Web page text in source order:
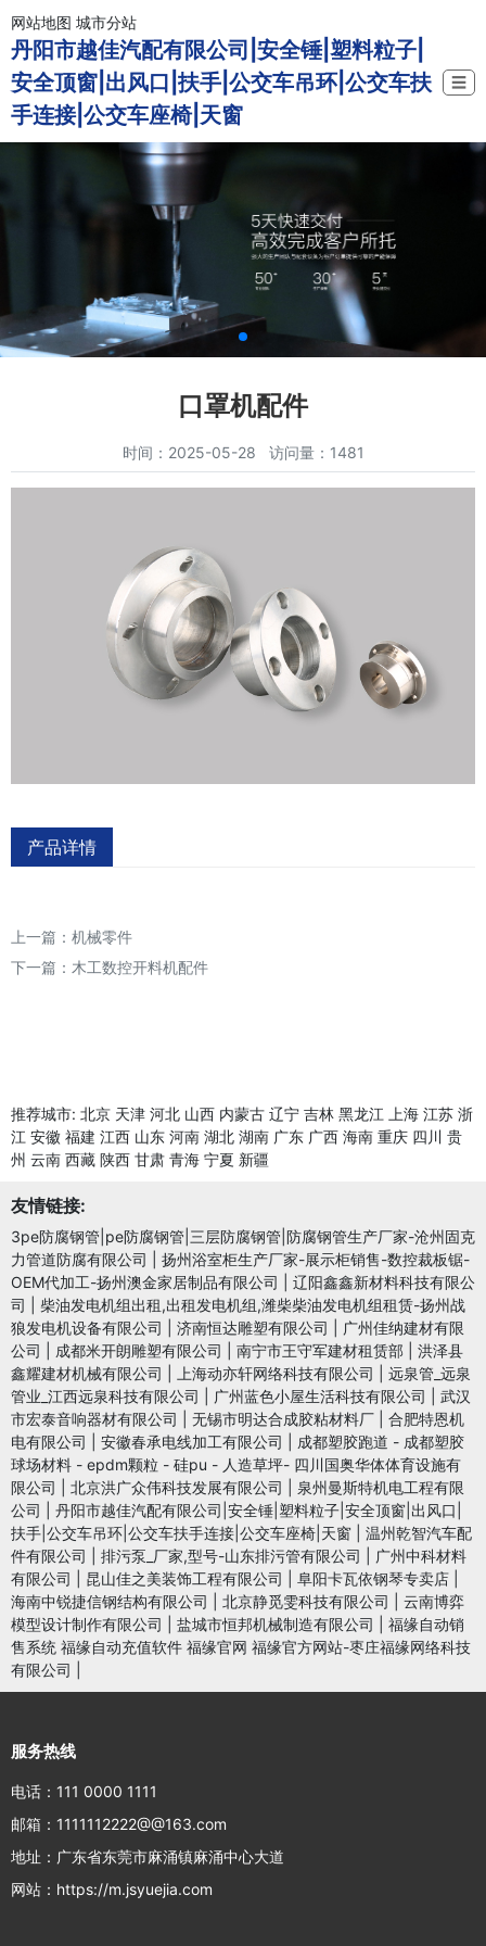
网站地图 城市分站
丹阳市越佳汽配有限公司|安全锤|塑料粒子|
安全顶窗|出风口|扶手|公交车吊环|公交车扶
手连接|公交车座椅|天窗
☰
口罩机配件
时间：2025-05-28 访问量：1481
产品详情
上一篇： 机械零件
下一篇： 木工数控开料机配件
推荐城市: 北京 天津 河北 山西 内蒙古 辽宁 吉林 黑龙江 上海 江苏 浙
江 安徽 福建 江西 山东 河南 湖北 湖南 广东 广西 海南 重庆 四川 贵
州 云南 西藏 陕西 甘肃 青海 宁夏 新疆
友情链接:
3pe防腐钢管|pe防腐钢管|三层防腐钢管|防腐钢管生产厂家-沧州固克
力管道防腐有限公司
扬州浴室柜生产厂家-展示柜销售-数控裁板锯-
OEM代加工-扬州澳金家居制品有限公司
辽阳鑫鑫新材料科技有限公
司
柴油发电机组出租,出租发电机组,潍柴柴油发电机组租赁-扬州战
狼发电机设备有限公司
济南恒达雕塑有限公司
广州佳纳建材有限
公司
成都米开朗雕塑有限公司 南宁市王守军建材租赁部
洪泽县
鑫耀建材机械有限公司
上海动亦轩网络科技有限公司
远泉管_远泉
管业_江西远泉科技有限公司
广州蓝色小屋生活科技有限公司
武汉
市宏泰音响器材有限公司
无锡市明达合成胶粘材料厂
合肥特恩机
电有限公司
安徽春承电线加工有限公司
成都塑胶跑道 - 成都塑胶
球场材料 - epdm颗粒 - 硅pu - 人造草坪- 四川国奥华体体育设施有
限公司
北京洪广众伟科技发展有限公司
泉州曼斯特机电工程有限
公司
丹阳市越佳汽配有限公司|安全锤|塑料粒子|安全顶窗|出风口|
扶手|公交车吊环|公交车扶手连接|公交车座椅|天窗
温州乾智汽车配
件有限公司
排污泵_厂家,型号-山东排污管有限公司
广州中科材料
有限公司
昆山佳之美装饰工程有限公司 阜阳卡瓦依钢琴专卖店
海南中锐捷信钢结构有限公司
北京静觅雯科技有限公司
云南博弈
模型设计制作有限公司
盐城市恒邦机械制造有限公司
福缘自动销
售系统 福缘自动充值软件 福缘官网 福缘官方网站-枣庄福缘网络科技
有限公司
服务热线
电话：111 0000 1111
邮箱：1111112222@@163.com
地址：广东省东莞市麻涌镇麻涌中心大道
网站：https://m.jsyuejia.com